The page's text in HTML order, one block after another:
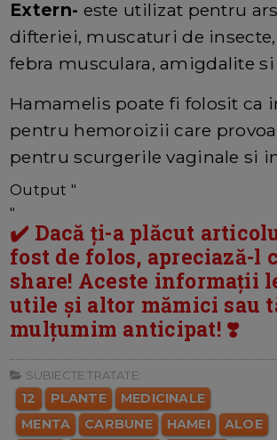
Extern- este utilizat pentru
difteriei, muscaturi de insecte,
febra musculara, amigdalite si
Hamamelis poate fi folosit ca
pentru hemoroizii care
pentru scurgerile vaginale si
Output "
"
✔️ Dacă ți-a plăcut
fost de folos, apreciază-l
share! Aceste informații
utile și altor mămici sau
mulțumim anticipat! ❣️
SUBIECTE TRATATE:
12 PLANTE
MEDICINALE
MENTA
CARBUNE HAMEI
ALOE